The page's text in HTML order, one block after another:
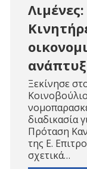
Λιμένες:
Ξεκίνησε
διαδικασία
Πρόταση
της Ε.
σχετικά…